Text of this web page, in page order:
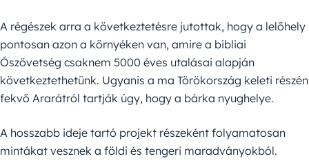
A régészek arra a következtetésre jutottak, hogy a lelőhely
pontosan azon a környéken van, amire a bibliai
Ószövetség csaknem 5000 éves utalásai alapján
következtethetünk. Ugyanis a ma Törökország keleti részén
fekvő Ararátról tartják úgy, hogy a bárka nyughelye.
A hosszabb ideje tartó projekt részeként folyamatosan
mintákat vesznek a földi és tengeri maradványokból.